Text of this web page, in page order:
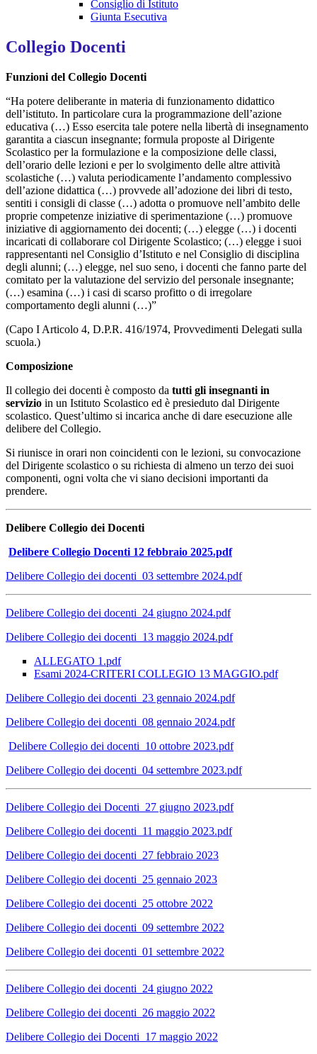
Consiglio di Istituto
Giunta Esecutiva
Collegio Docenti
Funzioni del Collegio Docenti
“Ha potere deliberante in materia di funzionamento didattico
dell’istituto. In particolare cura la programmazione dell’azione
educativa (…) Esso esercita tale potere nella libertà di insegnamento
garantita a ciascun insegnante; formula proposte al Dirigente
Scolastico per la formulazione e la composizione delle classi,
dell’orario delle lezioni e per lo svolgimento delle altre attività
scolastiche (…) valuta periodicamente l’andamento complessivo
dell’azione didattica (…) provvede all’adozione dei libri di testo,
sentiti i consigli di classe (…) adotta o promuove nell’ambito delle
proprie competenze iniziative di sperimentazione (…) promuove
iniziative di aggiornamento dei docenti; (…) elegge (…) i docenti
incaricati di collaborare col Dirigente Scolastico; (…) elegge i suoi
rappresentanti nel Consiglio d’Istituto e nel Consiglio di disciplina
degli alunni; (…) elegge, nel suo seno, i docenti che fanno parte del
comitato per la valutazione del servizio del personale insegnante;
(…) esamina (…) i casi di scarso profitto o di irregolare
comportamento degli alunni (…)”
(Capo I Articolo 4, D.P.R. 416/1974, Provvedimenti Delegati sulla
scuola.)
Composizione
Il collegio dei docenti è composto da tutti gli insegnanti in
servizio in un Istituto Scolastico ed è presieduto dal Dirigente
scolastico. Quest’ultimo si incarica anche di dare esecuzione alle
delibere del Collegio.
Si riunisce in orari non coincidenti con le lezioni, su convocazione
del Dirigente scolastico o su richiesta di almeno un terzo dei suoi
componenti, ogni volta che vi siano decisioni importanti da
prendere.
Delibere Collegio dei Docenti
Delibere Collegio Docenti 12 febbraio 2025.pdf
Delibere Collegio dei docenti_03 settembre 2024.pdf
Delibere Collegio dei docenti_24 giugno 2024.pdf
Delibere Collegio dei docenti_13 maggio 2024.pdf
ALLEGATO 1.pdf
Esami 2024-CRITERI COLLEGIO 13 MAGGIO.pdf
Delibere Collegio dei docenti_23 gennaio 2024.pdf
Delibere Collegio dei docenti_08 gennaio 2024.pdf
Delibere Collegio dei docenti_10 ottobre 2023.pdf
Delibere Collegio dei docenti_04 settembre 2023.pdf
Delibere Collegio dei Docenti_27 giugno 2023.pdf
Delibere Collegio dei docenti_11 maggio 2023.pdf
Delibere Collegio dei docenti_27 febbraio 2023
Delibere Collegio dei docenti_25 gennaio 2023
Delibere Collegio dei docenti_25 ottobre 2022
Delibere Collegio dei docenti_09 settembre 2022
Delibere Collegio dei docenti_01 settembre 2022
Delibere Collegio dei docenti_24 giugno 2022
Delibere Collegio dei docenti_26 maggio 2022
Delibere Collegio dei Docenti_17 maggio 2022